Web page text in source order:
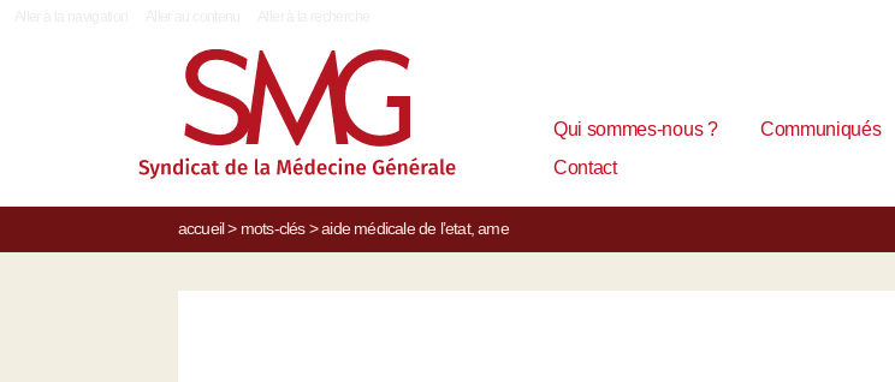
Qui sommes-nous ? Communiqués
Contact
accueil> mots-clés> aide médicale de l’etat, ame